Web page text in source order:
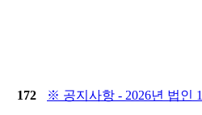
172 ※ 공지사항 - 2026년 법인